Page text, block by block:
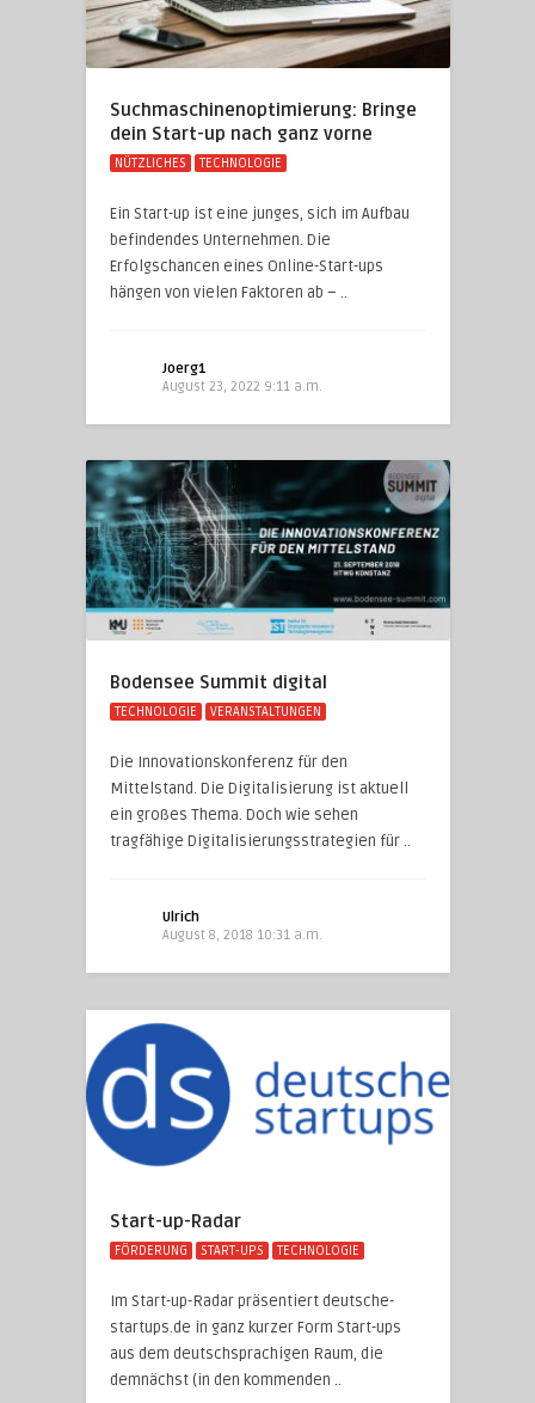
Suchmaschinenoptimierung: Bringe
dein Start-up nach ganz vorne
NÜTZLICHES TECHNOLOGIE
Ein Start-up ist eine junges, sich im Aufbau
befindendes Unternehmen. Die
Erfolgschancen eines Online-Start-ups
hängen von vielen Faktoren ab – ..
Joerg1
August 23, 2022 9:11 a.m.
Bodensee Summit digital
TECHNOLOGIE VERANSTALTUNGEN
Die Innovationskonferenz für den
Mittelstand. Die Digitalisierung ist aktuell
ein großes Thema. Doch wie sehen
tragfähige Digitalisierungsstrategien für ..
Ulrich
August 8, 2018 10:31 a.m.
Start-up-Radar
FÖRDERUNG START-UPS TECHNOLOGIE
Im Start-up-Radar präsentiert deutsche-
startups.de in ganz kurzer Form Start-ups
aus dem deutschsprachigen Raum, die
demnächst (in den kommenden ..